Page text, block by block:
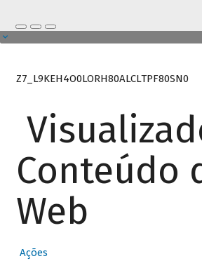
Z7_L9KEH4O0LORH80ALCLTPF80SN0
Conteúdo
Web
Ações